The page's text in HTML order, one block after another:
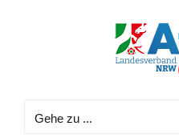
Gehe zu ...